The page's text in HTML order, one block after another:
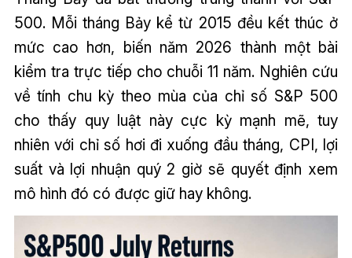
500. Mỗi tháng Bảy kể từ 2015 đều kết thúc ở
mức cao hơn, biến năm 2026 thành một bài
kiểm tra trực tiếp cho chuỗi 11 năm. Nghiên cứu
về tính chu kỳ theo mùa của chỉ số S&P 500
cho thấy quy luật này cực kỳ mạnh mẽ, tuy
nhiên với chỉ số hơi đi xuống đầu tháng, CPI, lợi
suất và lợi nhuận quý 2 giờ sẽ quyết định xem
mô hình đó có được giữ hay không.